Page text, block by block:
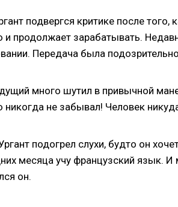
подвергся критике после
и продолжает зарабатывать.
Передача была
много шутил в привычной
никогда не забывал! Человек
подогрел слухи, будто он
месяца учу французский язык.
он.